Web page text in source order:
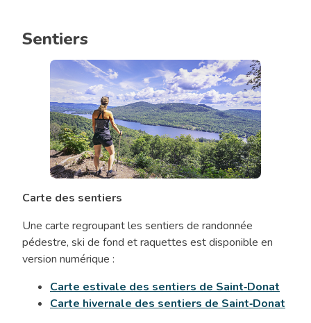
Sentiers
Sentiers
Carte des sentiers
Une carte regroupant les sentiers de randonnée
pédestre, ski de fond et raquettes est disponible en
version numérique :
Carte estivale des sentiers de Saint‑Donat
Carte hivernale des sentiers de Saint‑Donat